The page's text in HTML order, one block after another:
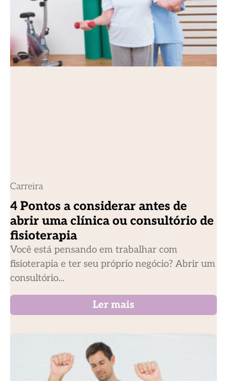
Carreira
4 Pontos a considerar antes de
abrir uma clínica ou consultório de
fisioterapia
Você está pensando em trabalhar com
fisioterapia e ter seu próprio negócio? Abrir um
consultório...
Ler mais